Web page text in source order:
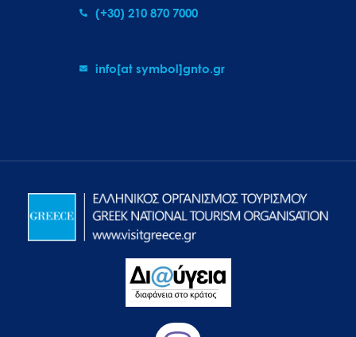
(+30) 210 870 7000
info[at symbol]gnto.gr